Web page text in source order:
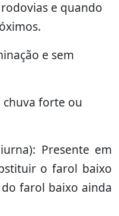
e quando
e sem
chuva forte ou
Presente em
o farol baixo
farol baixo ainda